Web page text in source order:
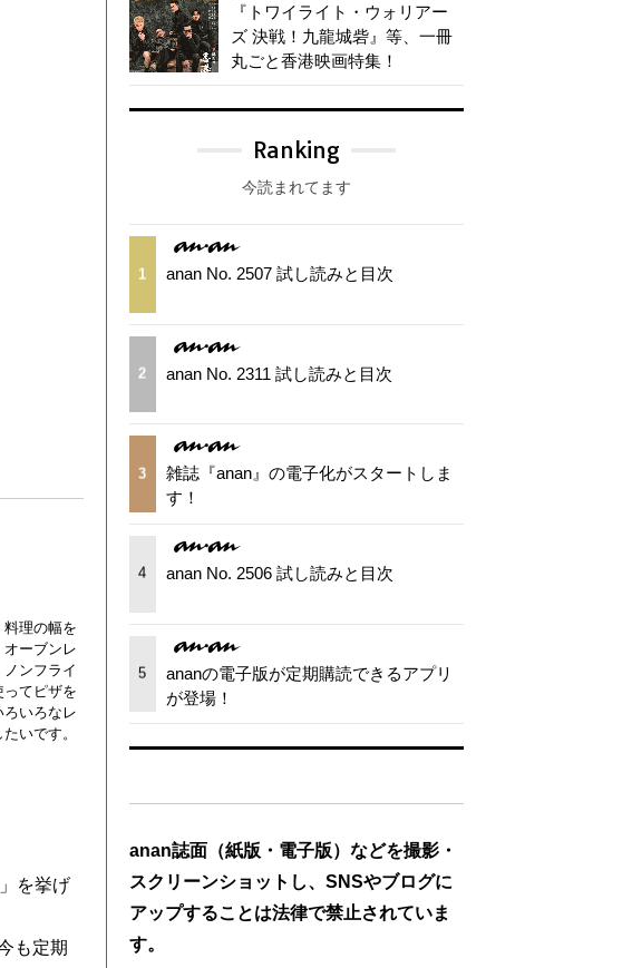
理の幅を
オーブンレ
ンフライ
ってピザを
いろなレ
いです。
を挙げ
も定期
『トワイライト・ウォリアー
ズ 決戦！九龍城砦』等、一冊
丸ごと香港映画特集！
Ranking
今読まれてます
1 anan No. 2507 試し読みと目次
2 anan No. 2311 試し読みと目次
3
雑誌『anan』の電子化がスタートしま
す！
4 anan No. 2506 試し読みと目次
5
ananの電子版が定期購読できるアプリ
が登場！
anan誌面（紙版・電子版）などを撮影・
スクリーンショットし、SNSやブログに
アップすることは法律で禁止されていま
す。